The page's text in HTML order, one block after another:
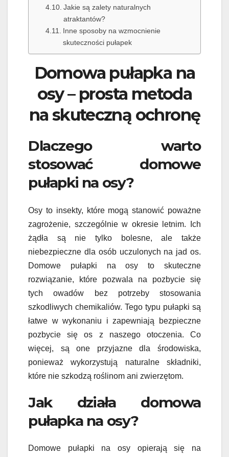
Jakie są zalety naturalnych
atraktantów?
Inne sposoby na wzmocnienie
skuteczności pułapek
Domowa pułapka na
osy – prosta metoda
na skuteczną ochronę
Dlaczego warto
stosować domowe
pułapki na osy?
Osy to insekty, które mogą stanowić poważne
zagrożenie, szczególnie w okresie letnim. Ich
żądła są nie tylko bolesne, ale także
niebezpieczne dla osób uczulonych na jad os.
Domowe pułapki na osy to skuteczne
rozwiązanie, które pozwala na pozbycie się
tych owadów bez potrzeby stosowania
szkodliwych chemikaliów. Tego typu pułapki są
łatwe w wykonaniu i zapewniają bezpieczne
pozbycie się os z naszego otoczenia. Co
więcej, są one przyjazne dla środowiska,
ponieważ wykorzystują naturalne składniki,
które nie szkodzą roślinom ani zwierzętom.
Jak działa domowa
pułapka na osy?
Domowe pułapki na osy opierają się na